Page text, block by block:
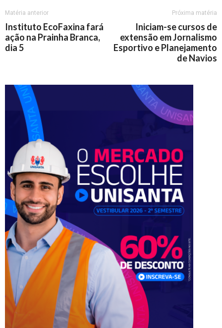
Matéria anterior
Instituto EcoFaxina fará
ação na Prainha Branca,
dia 5
Próxima matéria
Iniciam-se cursos de
extensão em Jornalismo
Esportivo e Planejamento
de Navios